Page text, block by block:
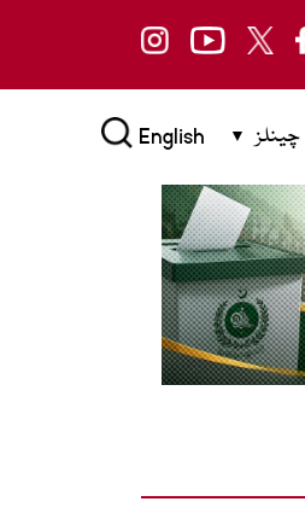
English